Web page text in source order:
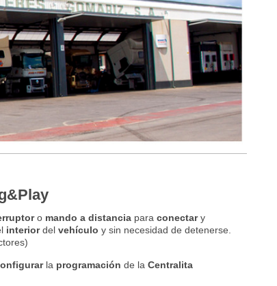
o mando a distancia paraconectary
interiordelvehículo y sin necesidad de detenerse.
la programación de laCentralita